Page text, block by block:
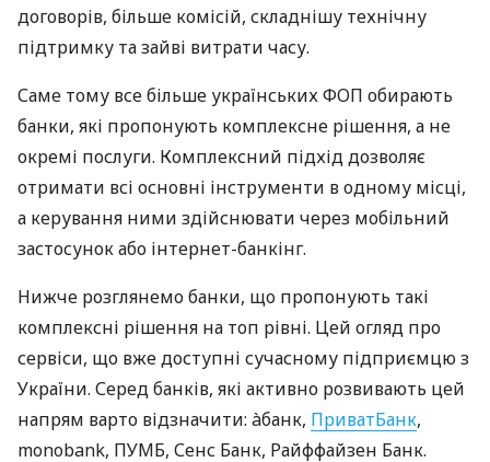
договорів, більше комісій, складнішу технічну
підтримку та зайві витрати часу.
Саме тому все більше українських ФОП обирають
банки, які пропонують комплексне рішення, а не
окремі послуги. Комплексний підхід дозволяє
отримати всі основні інструменти в одному місці,
а керування ними здійснювати через мобільний
застосунок або інтернет-банкінг.
Нижче розглянемо банки, що пропонують такі
комплексні рішення на топ рівні. Цей огляд про
сервіси, що вже доступні сучасному підприємцю з
України. Серед банків, які активно розвивають цей
напрям варто відзначити: àбанк, ПриватБанк,
monobank, ПУМБ, Сенс Банк, Райффайзен Банк.